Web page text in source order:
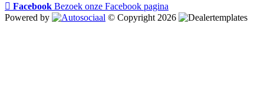
Facebook Bezoek onze Facebook pagina
Powered by
© Copyright 2026